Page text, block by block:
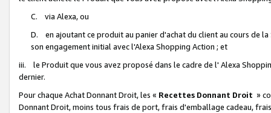
C. via Alexa, ou
D. en ajoutant ce produit au panier d'achat du client au cours de
son engagement initial avec l'Alexa Shopping Action ; et
iii. le Produit que vous avez proposé dans le cadre de l' Alexa
dernier.
Pour chaque Achat Donnant Droit, les « Recettes Donnant Droit »
Donnant Droit, moins tous frais de port, frais d'emballage cadeau,